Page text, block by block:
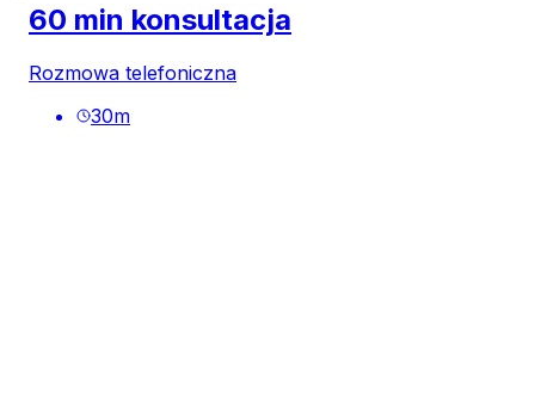
60 min konsultacja
Rozmowa telefoniczna
30m